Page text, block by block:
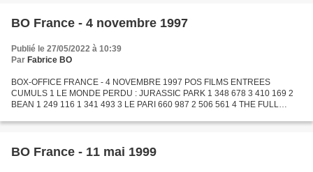
BO France - 4 novembre 1997
Publié le 27/05/2022 à 10:39
Par Fabrice BO
BOX-OFFICE FRANCE - 4 NOVEMBRE 1997 POS FILMS ENTREES
CUMULS 1 LE MONDE PERDU : JURASSIC PARK 1 348 678 3 410 169 2
BEAN 1 249 116 1 341 493 3 LE PARI 660 987 2 506 561 4 THE FULL
MON MEILLEUR...
BO France - 11 mai 1999